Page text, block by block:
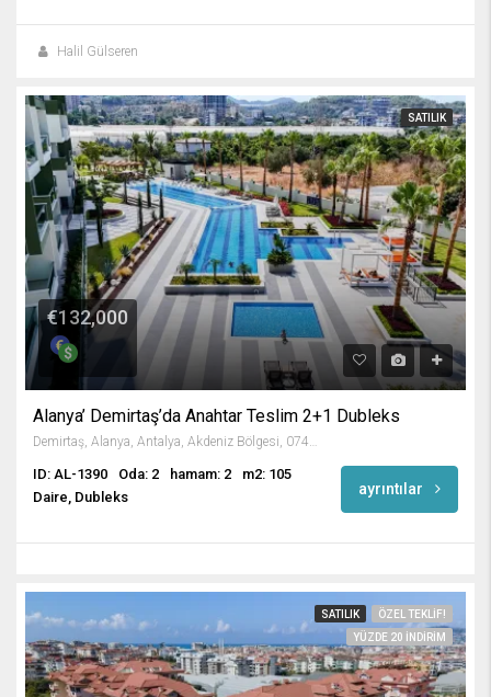
Halil Gülseren
SATILIK
€132,000
Alanya’ Demirtaş’da Anahtar Teslim 2+1 Dubleks
Demirtaş, Alanya, Antalya, Akdeniz Bölgesi, 07430, Türkiye
ID: AL-1390 Oda: 2 hamam: 2
m2: 105
Daire, Dubleks
ayrıntılar
SATILIK
ÖZEL TEKLIF!
YÜZDE 20 INDIRIM